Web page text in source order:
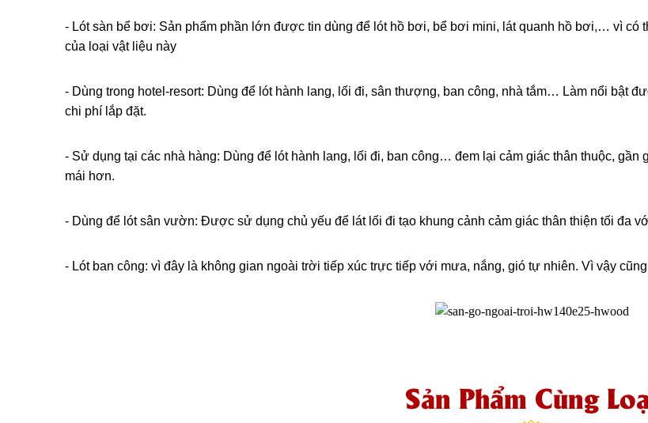
- Lót sàn bể bơi: Sản phẩm phần lớn được tin dùng để lót hồ bơi, bể bơi mini, lát quanh hồ bơi,… vì có
của loại vật liệu này
- Dùng trong hotel-resort: Dùng để lót hành lang, lối đi, sân thượng, ban công, nhà tắm… Làm nổi bật
chi phí lắp đặt.
- Sử dụng tại các nhà hàng: Dùng để lót hành lang, lối đi, ban công… đem lại cảm giác thân thuộc,
mái hơn.
- Dùng để lót sân vườn: Được sử dụng chủ yếu để lát lối đi tạo khung cảnh cảm giác thân thiện tối đa
- Lót ban công: vì đây là không gian ngoài trời tiếp xúc trực tiếp với mưa, nắng, gió tự nhiên. Vì vậy
Sản Phẩm Cùng